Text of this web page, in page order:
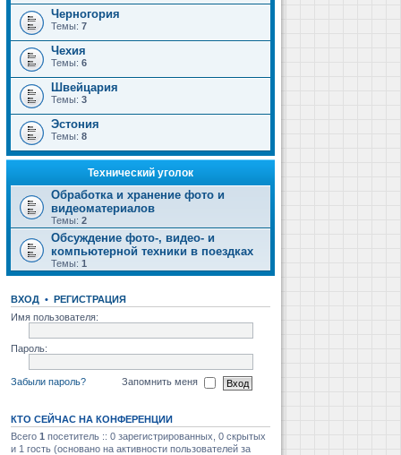
Черногория
Темы: 7
Чехия
Темы: 6
Швейцария
Темы: 3
Эстония
Темы: 8
Технический уголок
Обработка и хранение фото и
видеоматериалов
Темы: 2
Обсуждение фото-, видео- и
компьютерной техники в поездках
Темы: 1
ВХОД • РЕГИСТРАЦИЯ
Имя пользователя:
Пароль:
Забыли пароль? Запомнить меня
КТО СЕЙЧАС НА КОНФЕРЕНЦИИ
Всего 1 посетитель :: 0 зарегистрированных, 0 скрытых
и 1 гость (основано на активности пользователей за